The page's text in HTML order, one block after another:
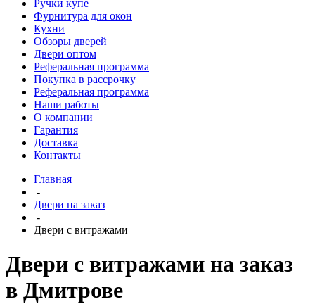
Ручки купе
Фурнитура для окон
Кухни
Обзоры дверей
Двери оптом
Реферальная программа
Покупка в рассрочку
Реферальная программа
Наши работы
О компании
Гарантия
Доставка
Контакты
Главная
-
Двери на заказ
-
Двери с витражами
Двери с витражами на заказ
в Дмитрове